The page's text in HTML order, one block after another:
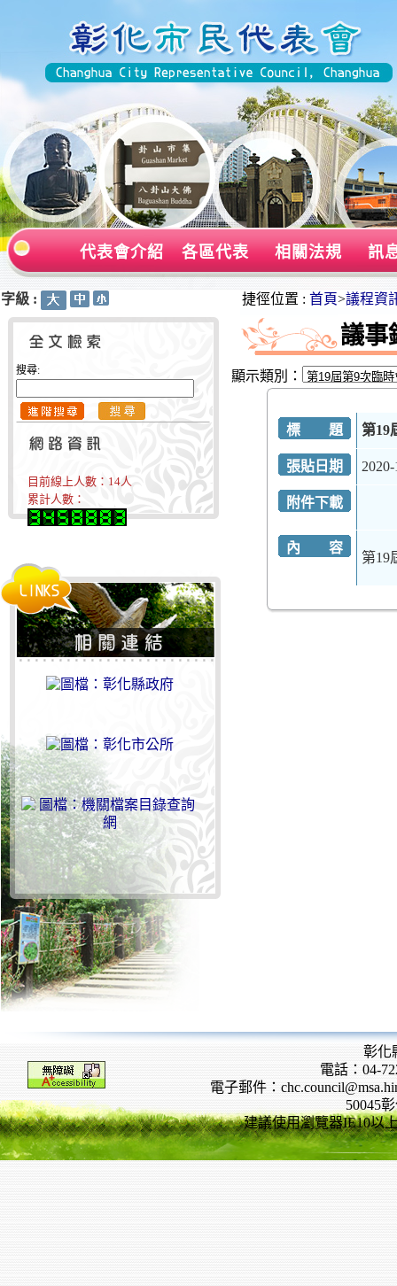
代表會介紹 各區代表 相關法規 訊
字級 :
搜尋:
目前線上人數： 14人
累計人數：
捷徑位置 : 首頁>議程資
議事
顯示類別：
標 題 第19
張貼日期
附件下載
內 容
第19
彰化
電話：04-
電子郵件：
50045
建議使用瀏覽器IE10以